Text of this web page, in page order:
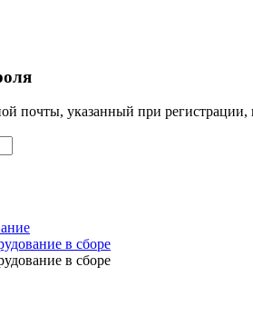
почты, указанный при
в сборе
в сборе